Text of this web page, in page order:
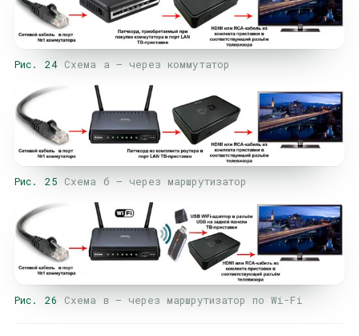
Рис. 24 Схема а — через коммутатор
Рис. 25 Схема б — через маршрутизатор
Рис. 26 Схема в — через маршрутизатор по Wi-Fi